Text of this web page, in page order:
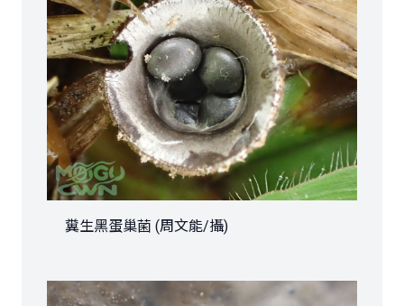
糞生黑蛋巢菌 (周文能/攝)